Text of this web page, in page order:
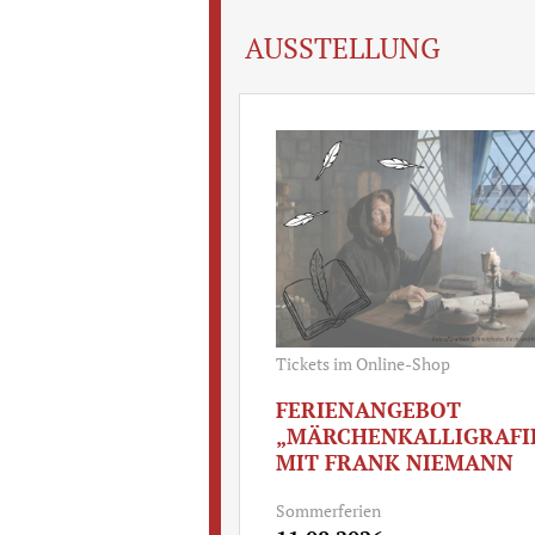
AUSSTELLUNG
Tickets im Online-Shop
FERIENANGEBOT
MIT FRANK NIEMANN
Sommerferien